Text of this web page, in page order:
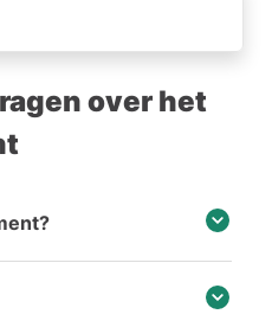
(G-test)
(G-test)
test)
over het